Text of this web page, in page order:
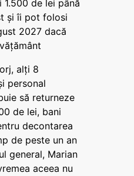
1.500 de lei până
și îi pot folosi
2027 dacă
alți 8
personal
să returneze
de lei, bani
decontarea
de peste un an
general, Marian
aceea nu